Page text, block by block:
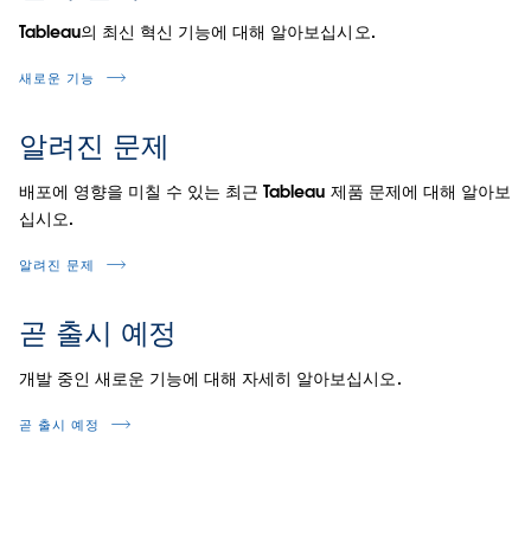
Tableau의 최신 혁신 기능에 대해 알아보십시오.
새로운 기능
알려진 문제
배포에 영향을 미칠 수 있는 최근 Tableau 제품 문제에 대해 알아보
십시오.
알려진 문제
곧 출시 예정
개발 중인 새로운 기능에 대해 자세히 알아보십시오.
곧 출시 예정